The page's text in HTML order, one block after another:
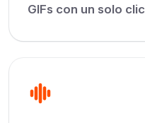
GIFs con un solo clic